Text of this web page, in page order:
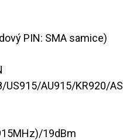
PIN: SMA samice)
US915/AU915/KR920/
19dBm